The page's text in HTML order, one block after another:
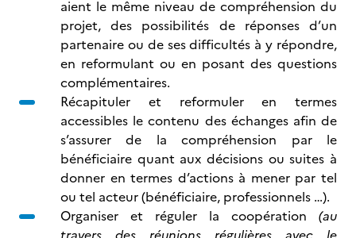
aient le même niveau de compréhension du
projet, des possibilités de réponses d’un
partenaire ou de ses difficultés à y répondre,
en reformulant ou en posant des questions
complémentaires.
Récapituler et reformuler en termes
accessibles le contenu des échanges afin de
s’assurer de la compréhension par le
bénéficiaire quant aux décisions ou suites à
donner en termes d’actions à mener par tel
ou tel acteur (bénéficiaire, professionnels …).
Organiser et réguler la coopération (au